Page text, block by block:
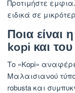
Προτιμήστε
ειδικά σε
Ποια είναι
kopi και
Το «Kopi»
Μαλαισιανού
robusta και